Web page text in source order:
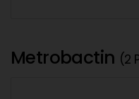
Metrobactin (2